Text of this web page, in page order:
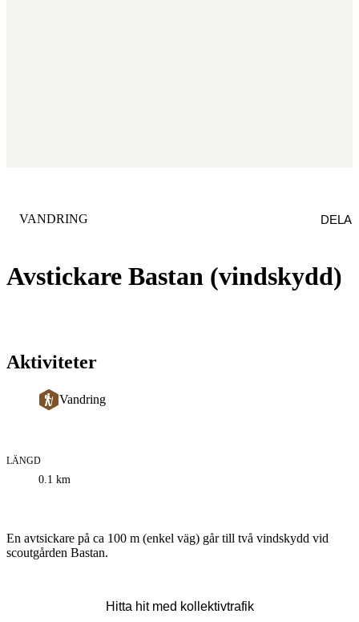
Avstickare Bastan (vindskydd)
KATEGORI:
VANDRING DELA
Aktiviteter
Vandring
Information
LÄNGD
0.1 km
Beskrivning
En avtsickare på ca 100 m (enkel väg) går till två vindskydd vid
scoutgården Bastan.
Hitta hit med kollektivtrafik